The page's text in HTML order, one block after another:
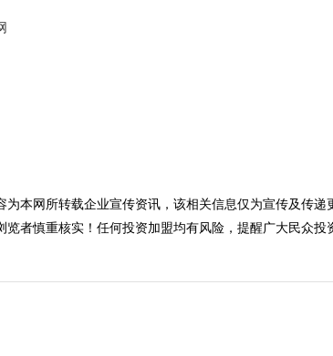
为本网所转载企业宣传资讯，该相关信息仅为宣传及传递
览者慎重核实！任何投资加盟均有风险，提醒广大民众投